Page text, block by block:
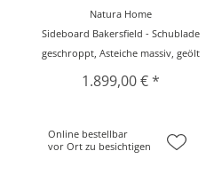
Natura Home
Sideboard Bakersfield - Schublade
geschroppt, Asteiche massiv, geölt
1.899,00 € *
Online bestellbar
vor Ort zu besichtigen